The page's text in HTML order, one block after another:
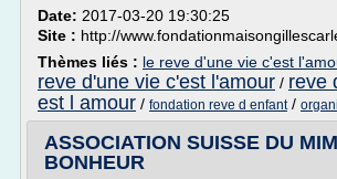
Date: 2017-03-20 19:30:25
Site : http://
Thèmes liés : le reve d'une vie c'est
reve d'une vie c'est l'amour / reve
est l amour / fondation reve d enfant/
ASSOCIATION SUISSE DU
BONHEUR